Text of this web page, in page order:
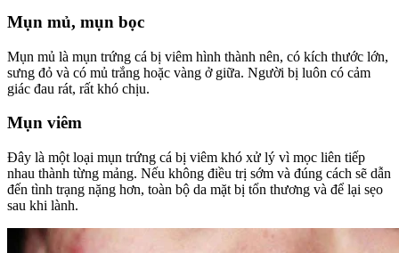
Mụn mủ, mụn bọc
Mụn mủ là mụn trứng cá bị viêm hình thành nên, có kích thước lớn,
sưng đỏ và có mủ trắng hoặc vàng ở giữa. Người bị luôn có cảm
giác đau rát, rất khó chịu.
Mụn viêm
Đây là một loại mụn trứng cá bị viêm khó xử lý vì mọc liên tiếp
nhau thành từng mảng. Nếu không điều trị sớm và đúng cách sẽ dẫn
đến tình trạng nặng hơn, toàn bộ da mặt bị tổn thương và để lại sẹo
sau khi lành.